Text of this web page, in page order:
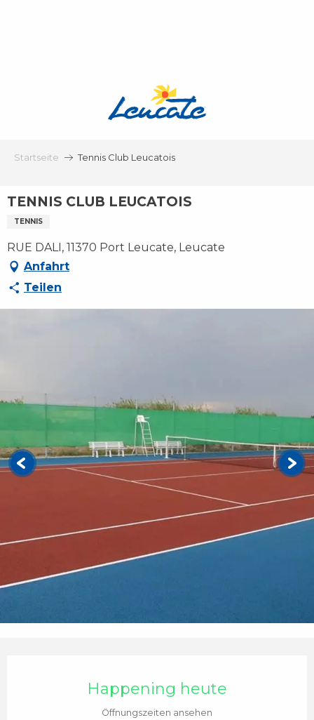
Startseite Tennis Club Leucatois
TENNIS CLUB LEUCATOIS
TENNIS
RUE DALI, 11370 Port Leucate, Leucate
Anfahrt
Teilen
Happening heute
Öffnungszeiten ansehen